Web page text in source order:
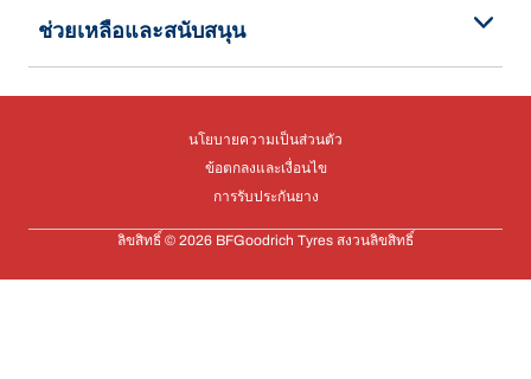
ช่วยเหลือและสนับสนุน
นโยบายความเป็นส่วนตัว
ข้อตกลงและเงื่อนไข
การรับประกันยาง
ลิขสิทธิ์ © 2026 BFGoodrich Tyres สงวนลิขสิทธิ์